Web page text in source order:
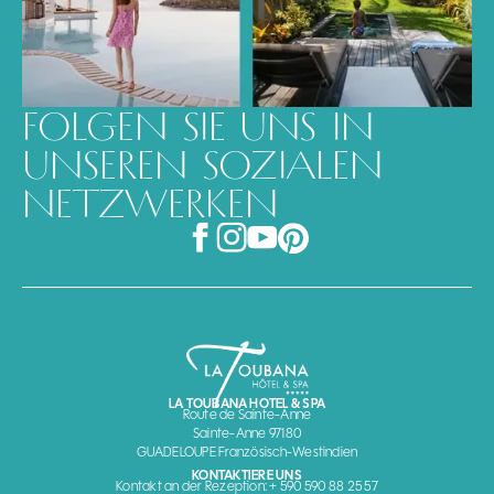
FOLGEN SIE UNS IN
UNSEREN SOZIALEN
NETZWERKEN
LA TOUBANA HOTEL & SPA
Route de Sainte-Anne
Sainte-Anne 97180
GUADELOUPE Französisch-Westindien
KONTAKTIERE UNS
Kontakt an der Rezeption: + 590 590 88 25 57